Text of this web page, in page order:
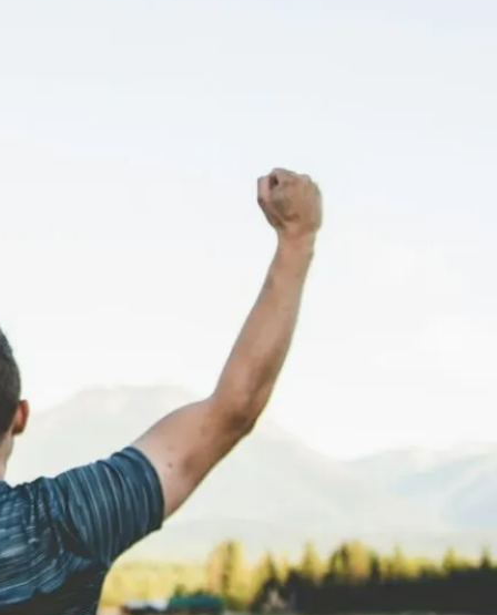
maj 2024
kwiecień 2024
marzec 2024
luty 2024
styczeń 2024
grudzień 2023